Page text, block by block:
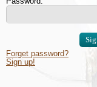
Forget password?
Sign up!